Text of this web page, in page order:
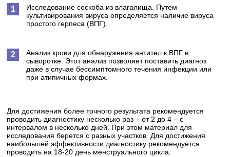
Исследование соскоба из влагалища. Путем
культивирования вируса определяется наличие вируса
простого герпеса (ВПГ).
Анализ крови для обнаружения антител к ВПГ в
сыворотке. Этот анализ позволяет поставить диагноз
даже в случае бессимптомного течения инфекции или
при атипичных формах.
Для достижения более точного результата рекомендуется
проводить диагностику несколько раз – от 2 до 4 – с
интервалом в несколько дней. При этом материал для
исследования берется с разных участков. Для достижения
наибольшей эффективности диагностику рекомендуется
проводить на 18-20 день менструального цикла.